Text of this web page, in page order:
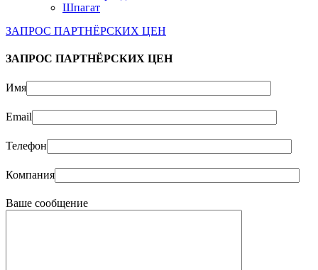
Шпагат
ЗАПРОС ПАРТНЁРСКИХ ЦЕН
ЗАПРОС ПАРТНЁРСКИХ ЦЕН
Имя
Email
Телефон
Компания
Ваше сообщение